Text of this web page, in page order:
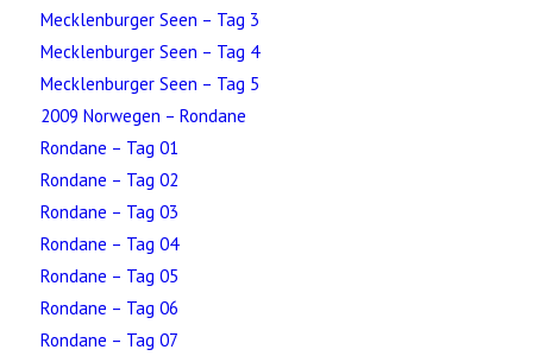
Mecklenburger Seen – Tag 3
Mecklenburger Seen – Tag 4
Mecklenburger Seen – Tag 5
2009 Norwegen – Rondane
Rondane – Tag 01
Rondane – Tag 02
Rondane – Tag 03
Rondane – Tag 04
Rondane – Tag 05
Rondane – Tag 06
Rondane – Tag 07